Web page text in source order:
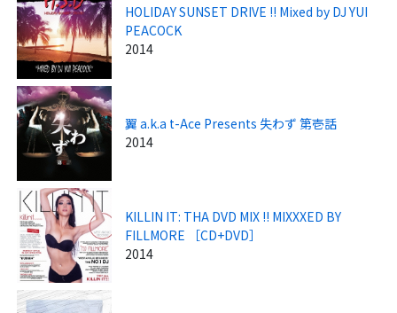
HOLIDAY SUNSET DRIVE !! Mixed by DJ YUI
PEACOCK
2014
翼 a.k.a t-Ace Presents 失わず 第壱話
2014
KILLIN IT: THA DVD MIX !! MIXXXED BY
FILLMORE ［CD+DVD］
2014